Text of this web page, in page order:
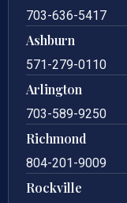
703-636-5417
Ashburn
571-279-0110
Arlington
703-589-9250
Richmond
804-201-9009
Rockville